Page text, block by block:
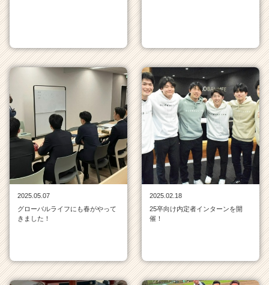
（C
r
C
a
r
e
e
2025.05.07
グローバルライフにも春がやって
きました！
2025.02.18
25卒向け内定者インターンを開
催！